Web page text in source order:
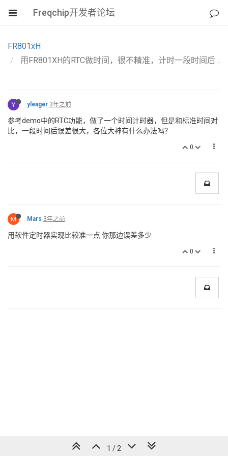
Freqchip开发者论坛
FR801xH
用FR801XH的RTC做时间，很不精准，计时一段时间后比标准时间要快，有什么好办法解决
Y yleager 3年之前
参考demo中的RTC功能，做了一个时间计时器，但是和标准时间对
比，一段时间后误差很大，各位大神有什么办法吗？
0
M Mars 3年之前
用软件定时器实现比较准一点 你那边误差多少
0
1 / 2